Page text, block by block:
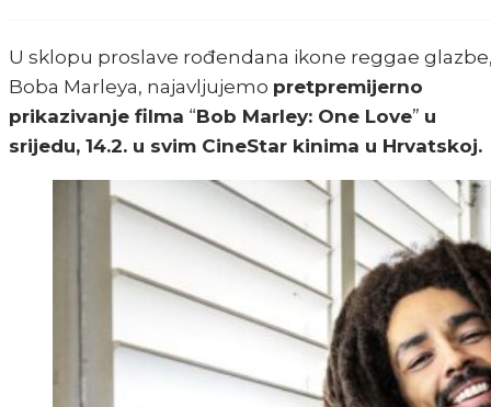
U sklopu proslave rođendana ikone reggae
Boba Marleya, najavljujemo pretpremijerno
prikazivanje filma “Bob Marley: One Love” u
srijedu, 14.2. u svim CineStar kinima u Hrvatskoj.